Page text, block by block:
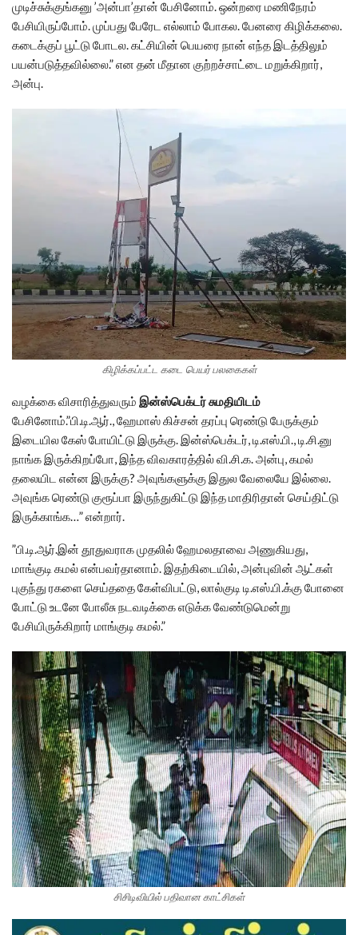
முடிச்சுக்குங்கனு ’அன்பா’தான் பேசினோம். ஒன்றரை மணிநேரம்
பேசியிருப்போம். முப்பது பேரேட எல்லாம் போகல. பேனரை கிழிக்கலை.
கடைக்குப் பூட்டு போடல. கட்சியின் பெயரை நான் எந்த இடத்திலும்
பயன்படுத்தவில்லை.” என தன் மீதான குற்றச்சாட்டை மறுக்கிறார்,
அன்பு.
கிழிக்கப்பட்ட கடை பெயர் பலகைகள்
வழக்கை விசாரித்துவரும் இன்ஸ்பெக்டர் சுமதியிடம்
பேசினோம்.”பி.டி.ஆர்., ஹேமாஸ் கிச்சன் தரப்பு ரெண்டு பேருக்கும்
இடையில கேஸ் போயிட்டு இருக்கு. இன்ஸ்பெக்டர், டி.எஸ்.பி., டி.சி.னு
நாங்க இருக்கிறப்போ, இந்த விவகாரத்தில் வி.சி.க. அன்பு, கமல்
தலையிட என்ன இருக்கு? அவுங்களுக்கு இதுல வேலையே இல்லை.
அவுங்க ரெண்டு குரூப்பா இருந்துகிட்டு இந்த மாதிரிதான் செய்திட்டு
இருக்காங்க…” என்றார்.
”பி.டி.ஆர்.இன் தூதுவராக முதலில் ஹேமலதாவை அணுகியது,
மாங்குடி கமல் என்பவர்தானாம். இதற்கிடையில், அன்புவின் ஆட்கள்
புகுந்து ரகளை செய்ததை கேள்விபட்டு, லால்குடி டி.எஸ்.பி.க்கு போனை
போட்டு உடனே போலீசு நடவடிக்கை எடுக்க வேண்டுமென்று
பேசியிருக்கிறார் மாங்குடி கமல்.”
சிசிடிவியில் பதிவான காட்சிகள்